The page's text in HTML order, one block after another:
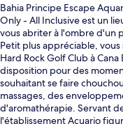
Bahia Principe Escape
Only - All Inclusive est un
vous abriter à l'ombre d'un
Petit plus appréciable,
Hard Rock Golf Club à
disposition pour des
souhaitant se faire
massages, des
d'aromathérapie. Servant
l'établissement Acuario